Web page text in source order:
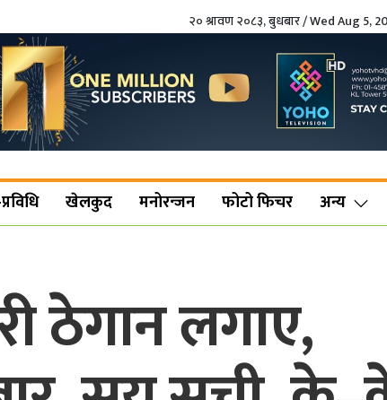
२० श्रावण २०८३, बुधबार / Wed Aug 5,
खेलकुद मनोरन्जन फोटो फिचर अन्य
ठेगान लगाए,